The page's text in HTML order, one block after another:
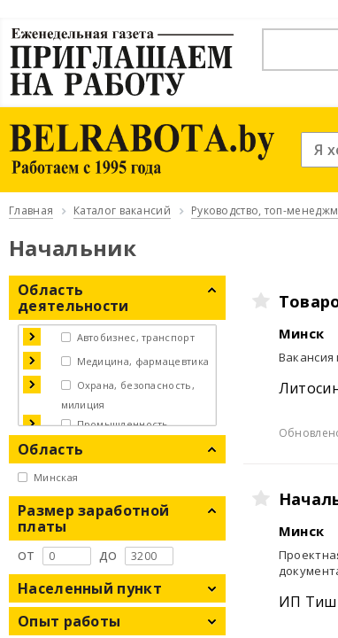
Главная Каталог вакансий Руководство, топ-
Начальник
Область
деятельности
Автобизнес, транспорт
Медицина, фармацевтика
Охрана, безопасность,
милиция
Промышленность,
производство
Руководство, топ-
менеджмент
Склад, логистика,
таможня
Строительство,
благоустройство
Область
Минская
Размер заработной
платы
от
до
Населенный пункт
Опыт работы
Минск
Вакансия
Минск
ИП